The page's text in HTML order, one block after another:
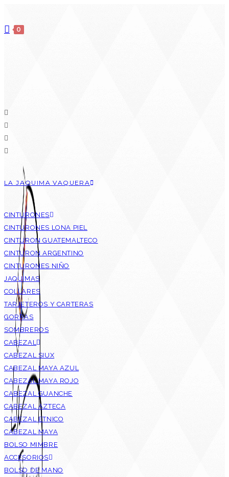
contenido
0
LA JAQUIMA VAQUERA
CINTURONES
CINTURONES LONA PIEL
CINTURON GUATEMALTECO
CINTURON ARGENTINO
CINTURONES NIÑO
JAQUIMAS
COLLARES
TARJETEROS Y CARTERAS
GORRAS
SOMBREROS
CABEZAL
CABEZAL SIUX
CABEZAL MAYA AZUL
CABEZAL MAYA ROJO
CABEZAL GUANCHE
CABEZAL AZTECA
CABEZAL ETNICO
CABEZAL MAYA
BOLSO MIMBRE
ACCESORIOS
BOLSO DE MANO